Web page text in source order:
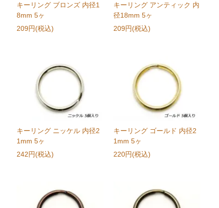
キーリング ブロンズ 内径1
8mm 5ヶ
209円(税込)
キーリング アンティック 内
径18mm 5ヶ
209円(税込)
キーリング ニッケル 内径2
1mm 5ヶ
242円(税込)
キーリング ゴールド 内径2
1mm 5ヶ
220円(税込)